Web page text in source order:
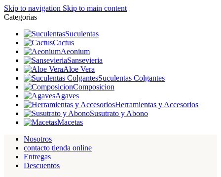
Skip to navigation Skip to main content
Categorias
Suculentas
Cactus
Aeonium
Sansevieria
Aloe Vera
Suculentas Colgantes
Composicion
Agaves
Herramientas y Accesorios
Susutrato y Abono
Macetas
Nosotros
contacto tienda online
Entregas
Descuentos